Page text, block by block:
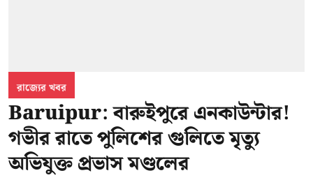
রাজ্যের খবর
Baruipur: বারুইপুরে এনকাউন্টার!
গভীর রাতে পুলিশের গুলিতে মৃত্যু
অভিযুক্ত প্রভাস মণ্ডলের